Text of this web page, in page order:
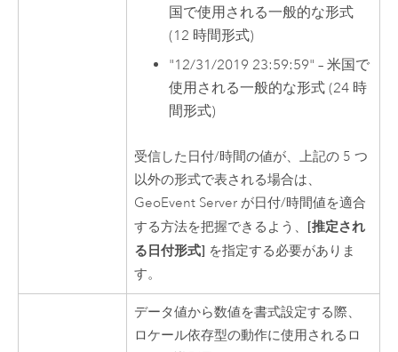
国で使用される一般的な形式
(12 時間形式)
"12/31/2019 23:59:59" – 米国で
使用される一般的な形式 (24 時
間形式)
受信した日付/時間の値が、上記の 5 つ
以外の形式で表される場合は、
GeoEvent Server が日付/時間値を適合
する方法を把握できるよう、 [推定され
る日付形式] を指定する必要がありま
す。
データ値から数値を書式設定する際、
ロケール依存型の動作に使用されるロ